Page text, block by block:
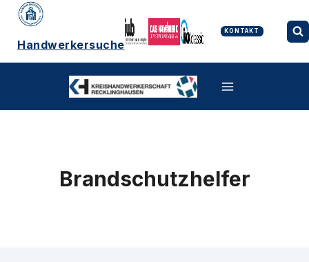
Zum
Inhalt
Handwerkersuche
KONTAKT
Brandschutzhelfer